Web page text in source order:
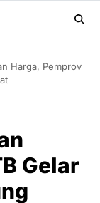
Harga, Pemprov
Gelar